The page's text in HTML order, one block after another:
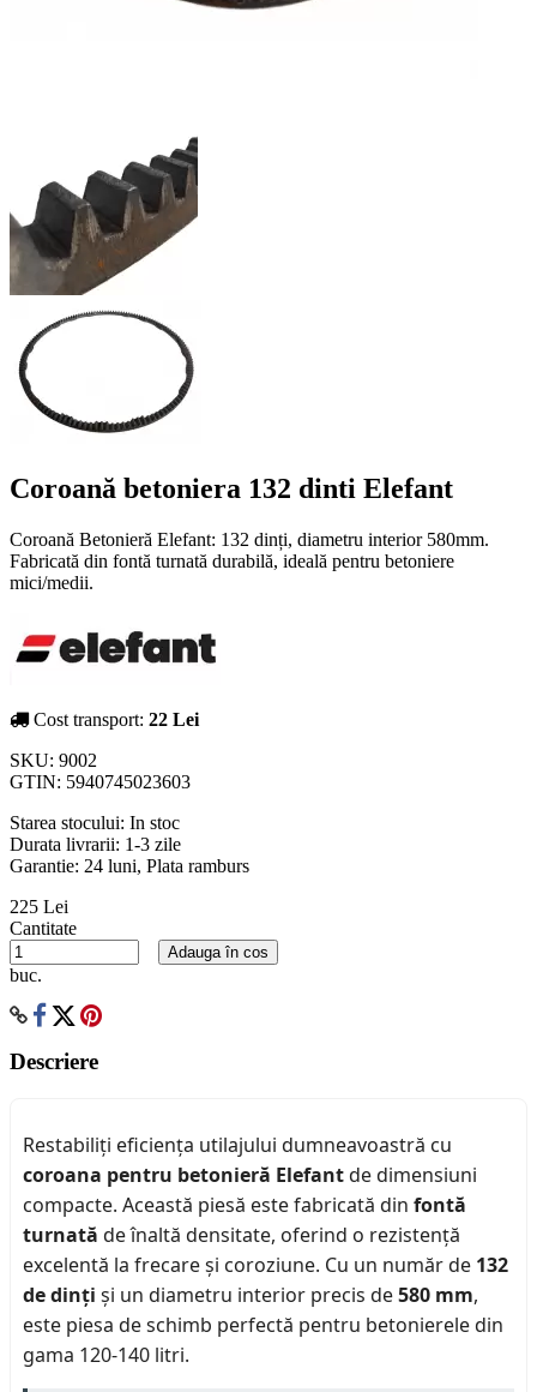
Coroană betoniera 132 dinti Elefant
Coroană Betonieră Elefant: 132 dinți, diametru interior 580mm.
Fabricată din fontă turnată durabilă, ideală pentru betoniere
mici/medii.
Cost transport: 22 Lei
SKU: 9002
GTIN: 5940745023603
Starea stocului: In stoc
Durata livrarii: 1-3 zile
Garantie: 24 luni, Plata ramburs
225 Lei
Cantitate
buc.
Adauga în cos
Descriere
Restabiliți eficiența utilajului dumneavoastră cu
coroana pentru betonieră Elefantde dimensiuni
compacte. Această piesă este fabricată din fontă
turnată de înaltă densitate, oferind o rezistență
excelentă la frecare și coroziune. Cu un număr de 132
de dinți și un diametru interior precis de580 mm,
este piesa de schimb perfectă pentru betonierele din
gama 120-140 litri.